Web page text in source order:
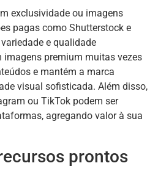
exclusividade ou imagens
pagas como Shutterstock e
e qualidade
imagens premium muitas vezes
e mantém a marca
visual sofisticada. Além disso,
ou TikTok podem ser
agregando valor à sua
prontos